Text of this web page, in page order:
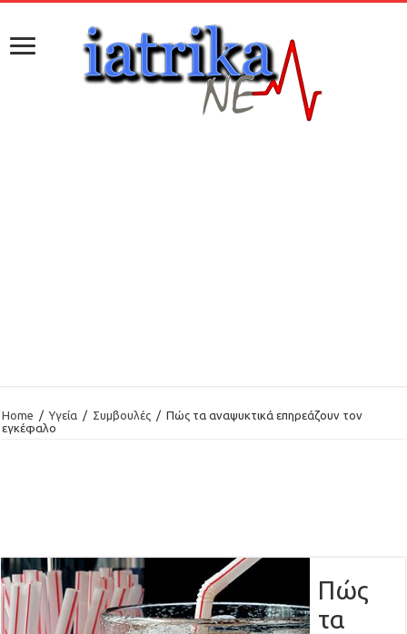
Home / Υγεία / Συμβουλές / Πώς τα αναψυκτικά επηρεάζουν τον
εγκέφαλο
Πώς
τα